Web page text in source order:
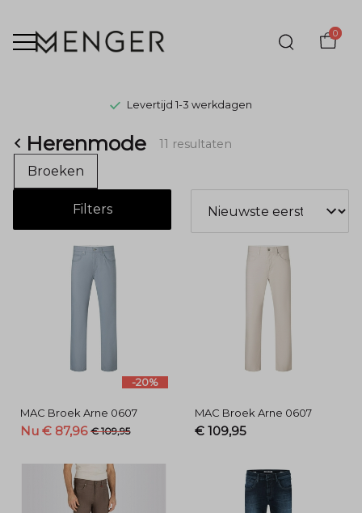
0
Levertijd 1-3 werkdagen
Herenmode
-
Menger
Mode
Herenmode 11 resultaten
Broeken
Filters
-20%
MAC Broek Arne 0607
Nu € 87,96 € 109,95
MAC Broek Arne 0607
€ 109,95